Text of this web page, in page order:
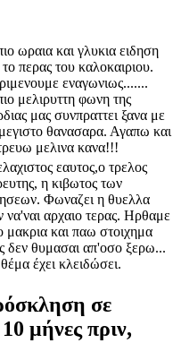
ωραια και γλυκια ειδηση
το περας του καλοκαιριου.
εναγωνιως.......
μελιρυττη φωνη της
μας συνπραττει ξανα με
θανασαρα. Αγαπω και
μελινα κανα!!!
εαυτος,ο τρελος
η κιβωτος των
Φωναζει η θυελλα
να'ναι αρχαιο τερας. Ηρθαμε
μακρια και παω στοιχημα
δεν θυμασαι απ'οσο ξερω...
έχει κλειδώσει.
σε
μήνες πριν,